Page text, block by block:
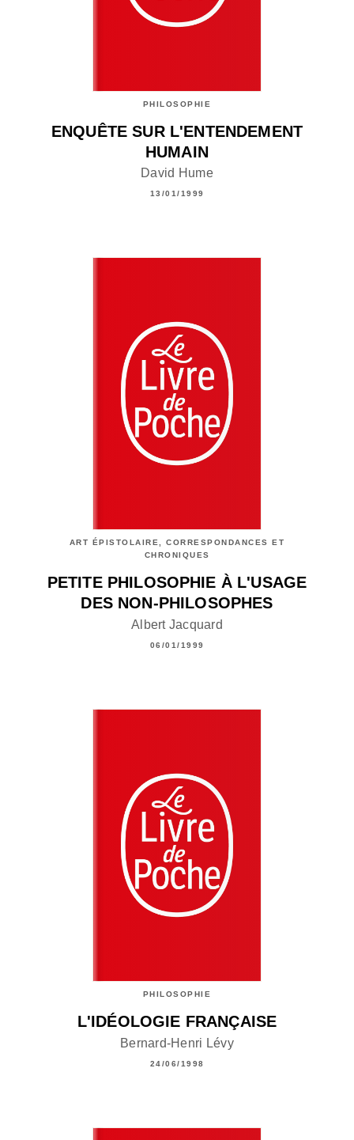
PHILOSOPHIE
ENQUÊTE SUR L'ENTENDEMENT
HUMAIN
David Hume
13/01/1999
ART ÉPISTOLAIRE, CORRESPONDANCES ET
CHRONIQUES
PETITE PHILOSOPHIE À L'USAGE
DES NON-PHILOSOPHES
Albert Jacquard
06/01/1999
PHILOSOPHIE
L'IDÉOLOGIE FRANÇAISE
Bernard-Henri Lévy
24/06/1998